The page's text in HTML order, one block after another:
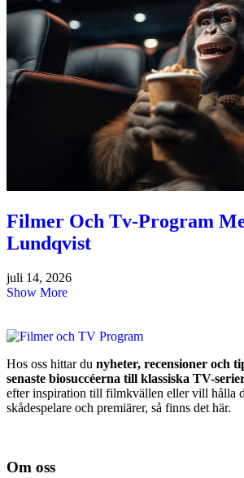
Filmer Och Tv-Program
Lundqvist
juli 14, 2026
Show More
Hos oss hittar du nyheter, recensioner och
senaste biosuccéerna till klassiska TV-
efter inspiration till filmkvällen eller vill hålla
skådespelare och premiärer, så finns det här.
Om oss